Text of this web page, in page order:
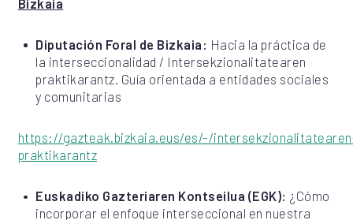
Diputación Foral de Bizkaia: Hacia la práctica de
la interseccionalidad / Intersekzionalitatearen
praktikarantz. Guía orientada a entidades sociales
y comunitarias
https://gazteak.bizkaia.eus/es/-/
praktikarantz
Euskadiko Gazteriaren Kontseilua (EGK): ¿Cómo
incorporar el enfoque interseccional en nuestra